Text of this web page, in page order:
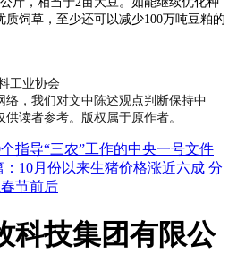
质饲草，至少还可以减少100万吨豆粕的
工业协会
络，我们对文中陈述观点判断保持中
读者参考。版权属于原作者。
指导“三农”工作的中央一号文件
：10月份以来生猪价格涨近六成 分
节前后
科技集团有限公